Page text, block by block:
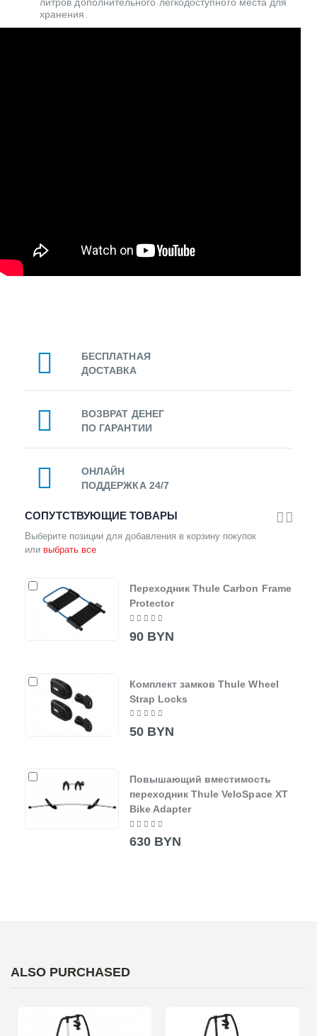
литров дополнительного легкодоступного места для
хранения.
БЕСПЛАТНАЯ
ДОСТАВКА
ВОЗВРАТ ДЕНЕГ
ПО ГАРАНТИИ
ОНЛАЙН
ПОДДЕРЖКА 24/7
СОПУТСТВУЮЩИЕ ТОВАРЫ
Выберите позиции для добавления в корзину покупок
или выбрать все
Переходник Thule Carbon Frame
Protector
90 BYN
Комплект замков Thule Wheel
Strap Locks
50 BYN
Повышающий вместимость
переходник Thule VeloSpace XT
Bike Adapter
630 BYN
ALSO PURCHASED